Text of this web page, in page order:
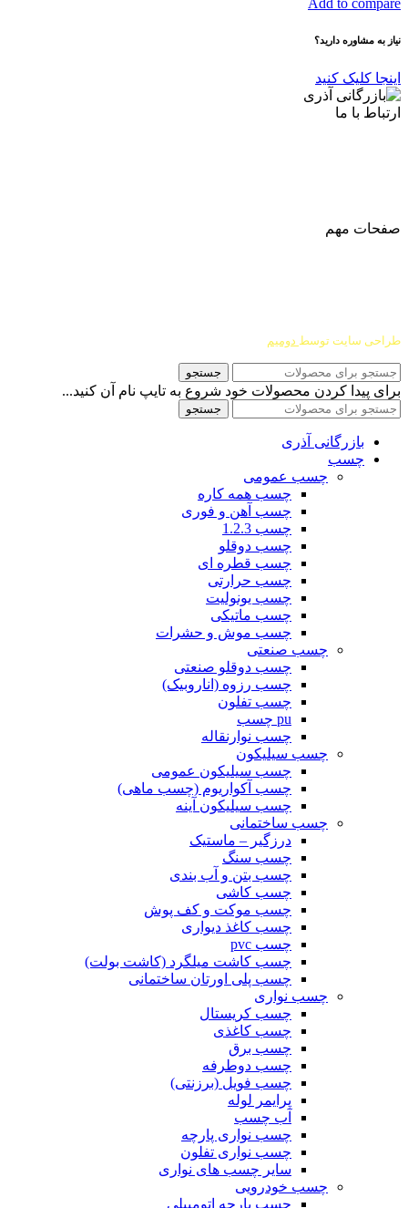
نیاز به مشاوره دارید؟
اینجا کلیک کنید
ارتباط با ما
صفحات مهم
طراحی سایت توسط دومیم
جستجو
برای پیدا کردن محصولات خود شروع به تایپ نام آن کنید...
جستجو
بازرگانی آذری
چسب
چسب عمومی
چسب همه کاره
چسب آهن و فوری
چسب 1.2.3
چسب دوقلو
چسب قطره ای
چسب حرارتی
چسب یونولیت
چسب ماتیکی
چسب موش و حشرات
چسب صنعتی
چسب دوقلو صنعتی
چسب رزوه (اناروبیک)
چسب تفلون
pu چسب
چسب نوارنقاله
چسب سیلیکون
چسب سیلیکون عمومی
چسب آکواریوم (چسب ماهی)
چسب سیلیکون آینه
چسب ساختمانی
درزگیر – ماستیک
چسب سنگ
چسب بتن و آب بندی
چسب کاشی
چسب موکت و کف پوش
چسب کاغذ دیواری
چسب pvc
چسب کاشت میلگرد (کاشت بولت)
چسب پلی اورتان ساختمانی
چسب نواری
چسب کریستال
چسب کاغذی
چسب برق
چسب دوطرفه
چسب فویل (برزنتی)
پرایمر لوله
آب چسب
چسب نواری پارچه
چسب نواری تفلون
سایر چسب های نواری
چسب خودرویی
چسب پارچه اتومبیلی